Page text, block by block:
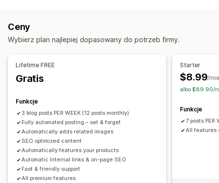
Automatyczne planowanie
Optymalizacja słów kluczowych
Analiza SEO
Linkowanie wewnętrzne
Fragmenty rozszerzone
Generowanie treści przy pomocy AI
SEO lokalne
Analizy zawartości
Ceny
Wybierz plan najlepiej dopasowany do potrzeb firmy.
Lifetime FREE
Gratis
Funkcje
3 blog posts PER WEEK (12 posts monthly)
Fully automated posting – set & forget
Automatically adds related images
SEO optimized content
Automatically features your products
Automatic Internal links & on-page SEO
Fast & friendly support
All premium features
Starter
$8.99/
albo $89.90/
Funkcje
7 posts PER
All features